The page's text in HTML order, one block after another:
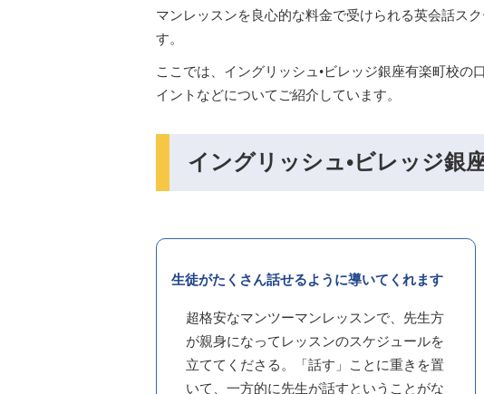
マンレッスンを良心的な料金で受けられる英会話ス
す。
ここでは、イングリッシュ•ビレッジ銀座有楽町校
イントなどについてご紹介しています。
イングリッシュ•ビレッジ銀
生徒がたくさん話せるように導いてくれます
超格安なマンツーマンレッスンで、先生方
が親身になってレッスンのスケジュールを
立ててくださる。「話す」ことに重きを置
いて、一方的に先生が話すということがな